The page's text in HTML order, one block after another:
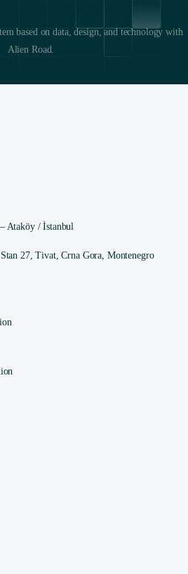
based on data, design, and technology with
Alien Road.
Ataköy / İstanbul
27, Tivat, Crna Gora, Montenegro